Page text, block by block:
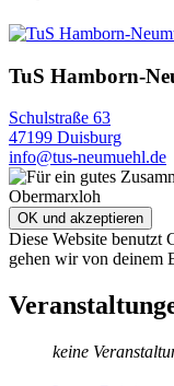
TuS Hamborn-
Schulstraße 63
47199 Duisburg
info@tus-neumuehl.de
Diese Website benutzt
gehen wir von deinem
keine